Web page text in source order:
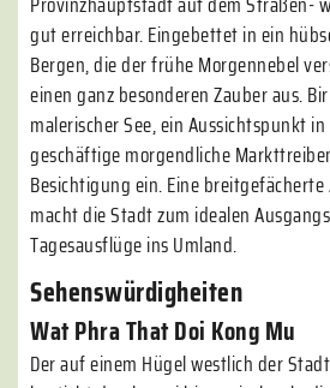
gut erreichbar. Eingebettet in ein
Bergen, die der frühe Morgennebel
einen ganz besonderen Zauber aus.
malerischer See, ein Aussichtspunkt
geschäftige morgendliche
Besichtigung ein. Eine breitgefächerte
macht die Stadt zum idealen
Tagesausflüge ins Umland.
Sehenswürdigheiten
Wat Phra That Doi Kong Mu
Der auf einem Hügel westlich der